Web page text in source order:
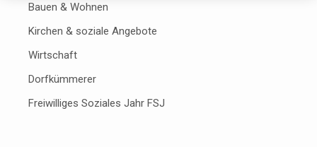
Bauen & Wohnen
Kirchen & soziale Angebote
Wirtschaft
Dorfkümmerer
Freiwilliges Soziales Jahr FSJ